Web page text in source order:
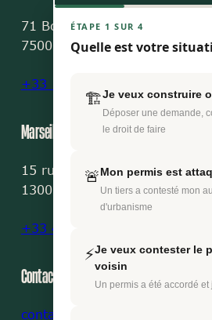
71 Boulevard St-Michel
75005 Paris
+33 1 42 03 40 01
Marseille
15 rue Fortia
13001 Marseille
+33 4 91 73 67 56
Contact
contact@avocoop.fr